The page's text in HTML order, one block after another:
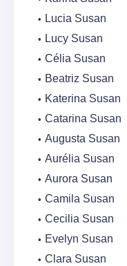
Lucia Susan
Lucy Susan
Célia Susan
Beatriz Susan
Katerina Susan
Catarina Susan
Augusta Susan
Aurélia Susan
Aurora Susan
Camila Susan
Cecilia Susan
Evelyn Susan
Clara Susan